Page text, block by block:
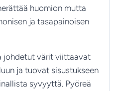
huomion mutta
ja tasapainoisen
johdetut värit viittaavat
ja tuovat sisustukseen
syvyyttä. Pyöreä